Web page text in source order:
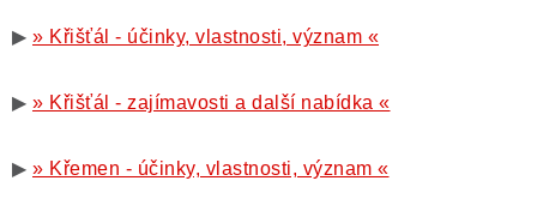
▶ » Křišťál - účinky, vlastnosti, význam «
▶ » Křišťál - zajímavosti a další nabídka «
▶ » Křemen - účinky, vlastnosti, význam «